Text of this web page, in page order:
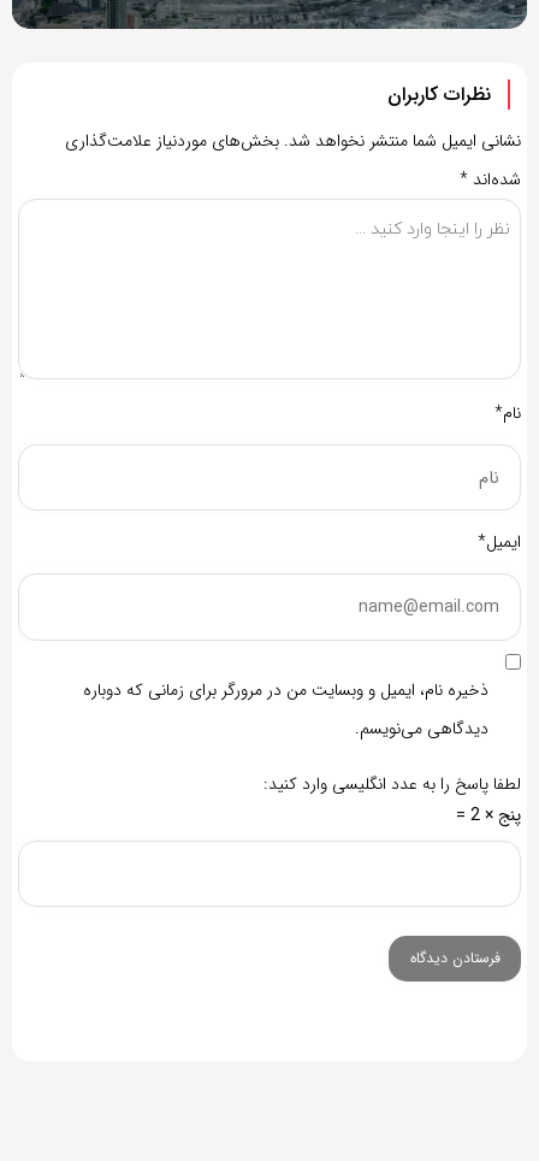
نظرات کاربران
نشانی ایمیل شما منتشر نخواهد شد. بخش‌های موردنیاز علامت‌گذاری
شده‌اند *
نام*
ایمیل*
ذخیره نام، ایمیل و وبسایت من در مرورگر برای زمانی که دوباره
دیدگاهی می‌نویسم.
لطفا پاسخ را به عدد انگلیسی وارد کنید:
پنج × 2 =